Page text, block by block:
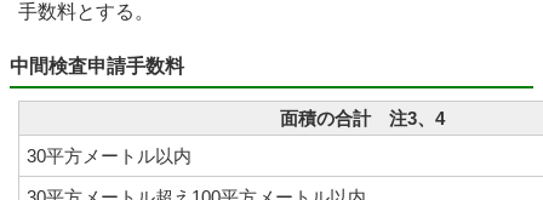
手数料とする。
中間検査申請手数料
面積の合計 注3、4
30平方メートル以内